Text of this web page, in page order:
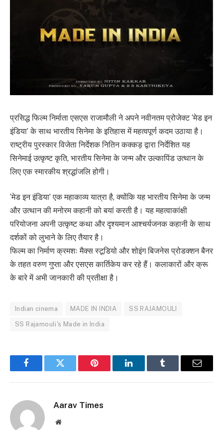
प्रसिद्ध फिल्म निर्माता एसएस राजामौली ने अपने नवीनतम प्रोजेक्ट ‘मेड इन
इंडिया’ के साथ भारतीय सिनेमा के इतिहास में महत्वपूर्ण कदम उठाया है।
राष्ट्रीय पुरस्कार विजेता निर्देशक नितिन कक्कड़ द्वारा निर्देशित यह
सिनेमाई उत्कृष्ट कृति, भारतीय सिनेमा के जन्म और उल्कापिंड उत्थान के
लिए एक स्मारकीय श्रद्धांजलि होगी।
‘मेड इन इंडिया’ एक महाकाव्य यात्रा है, क्योंकि यह भारतीय सिनेमा के जन्म
और उत्थान की मनोरम कहानी को बयां करती है। यह महत्वाकांक्षी
परियोजना अपनी उत्कृष्ट कथा और दृश्यमान आश्चर्यजनक कहानी के साथ
दर्शकों को लुभाने के लिए तैयार है।
फिल्म का निर्माण क्रमशः मैक्स स्टूडियो और शोइंग बिजनेस प्रोडक्शन बैनर
के तहत वरुण गुप्ता और एसएस कार्तिकेय कर रहे हैं। कलाकारों और क्रू
के बारे में अभी जानकारी की प्रतीक्षा है।
Indian cinema MADE IN INDIA SS RAJAMOULI
SS Rajamouli's Made in India
FacebookTwitter Pinterest LinkedInTumblr Email
Aarav Times
Website